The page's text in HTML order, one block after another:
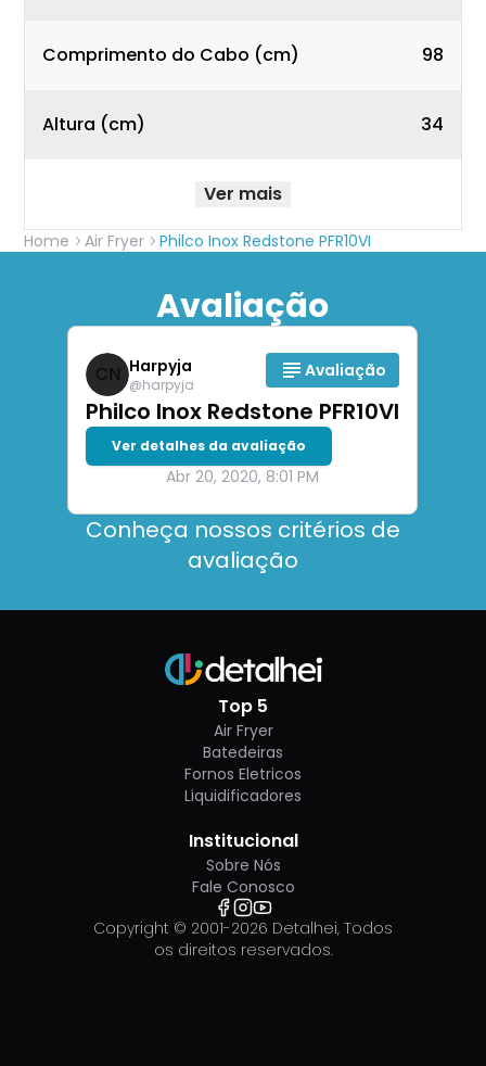
Comprimento do Cabo (cm) 98
Altura (cm) 34
Ver mais
Home Air Fryer Philco Inox Redstone PFR10VI
Avaliação
CN Harpyja
@harpyja
Avaliação
Philco Inox Redstone PFR10VI
Ver detalhes da avaliação
Abr 20, 2020, 8:01 PM
Conheça nossos critérios de
avaliação
Top 5
Air Fryer
Batedeiras
Fornos Eletricos
Liquidificadores
Institucional
Sobre Nós
Fale Conosco
Copyright © 2001-2026 Detalhei, Todos
os direitos reservados.